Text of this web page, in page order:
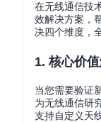
在无线通信技
效解决方案，
决四个维度，
1. 核心价
当您需要验证
为无线通信研
支持自定义天